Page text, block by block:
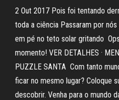
2 Out 2017 Pois foi tentando
toda a ciência Passaram por
em pé no teto solar gritando
momento! VER DETALHES ·
PUZZLE SANTA Com tanto
ficar no mesmo lugar? Coloque
descobrir. Venha para o mundo